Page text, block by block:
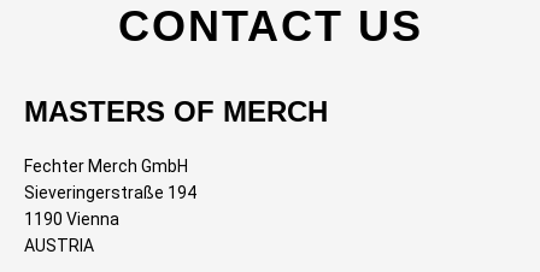
CONTACT US
MASTERS OF MERCH
Fechter Merch GmbH
Sieveringerstraße 194
1190 Vienna
AUSTRIA